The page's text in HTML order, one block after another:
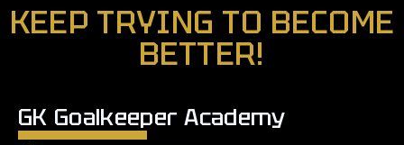
KEEP TRYING TO BECOME
BETTER!
GK Goalkeeper Academy